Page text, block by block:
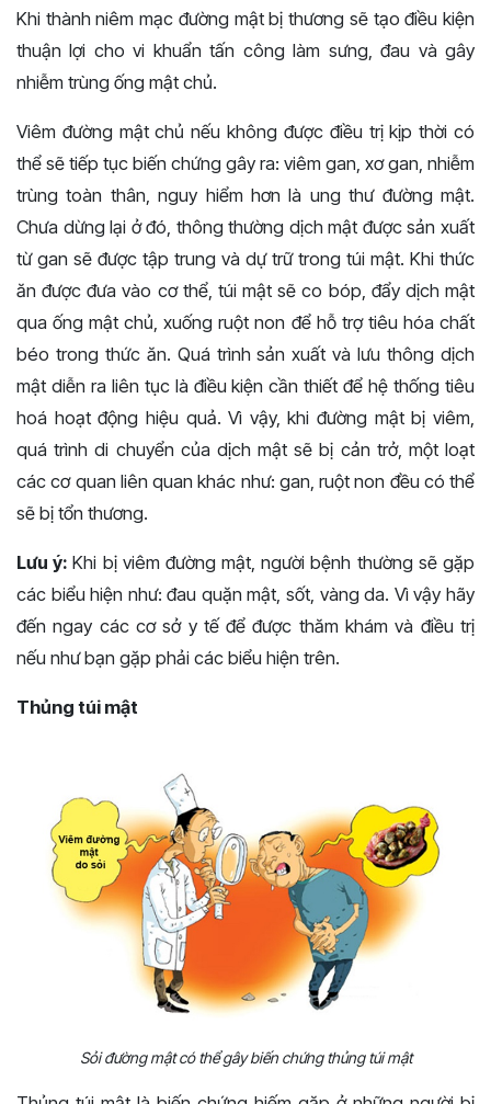
Khi thành niêm mạc đường mật bị thương sẽ tạo điều kiện
thuận lợi cho vi khuẩn tấn công làm sưng, đau và gây
nhiễm trùng ống mật chủ.
Viêm đường mật chủ nếu không được điều trị kịp thời có
thể sẽ tiếp tục biến chứng gây ra: viêm gan, xơ gan, nhiễm
trùng toàn thân, nguy hiểm hơn là ung thư đường mật.
Chưa dừng lại ở đó, thông thường dịch mật được sản xuất
từ gan sẽ được tập trung và dự trữ trong túi mật. Khi thức
ăn được đưa vào cơ thể, túi mật sẽ co bóp, đẩy dịch mật
qua ống mật chủ, xuống ruột non để hỗ trợ tiêu hóa chất
béo trong thức ăn. Quá trình sản xuất và lưu thông dịch
mật diễn ra liên tục là điều kiện cần thiết để hệ thống tiêu
hoá hoạt động hiệu quả. Vì vậy, khi đường mật bị viêm,
quá trình di chuyển của dịch mật sẽ bị cản trở, một loạt
các cơ quan liên quan khác như: gan, ruột non đều có thể
sẽ bị tổn thương.
Lưu ý:Khi bị viêm đường mật, người bệnh thường sẽ gặp
các biểu hiện như: đau quặn mật, sốt, vàng da. Vì vậy hãy
đến ngay các cơ sở y tế để được thăm khám và điều trị
nếu như bạn gặp phải các biểu hiện trên.
Thủng túi mật
Sỏi đường mật có thể gây biến chứng thủng túi mật